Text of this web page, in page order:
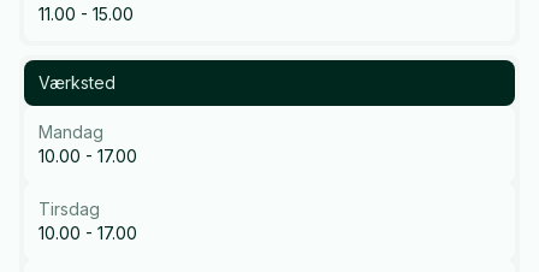
11.00 - 15.00
Værksted
Mandag
10.00 - 17.00
Tirsdag
10.00 - 17.00